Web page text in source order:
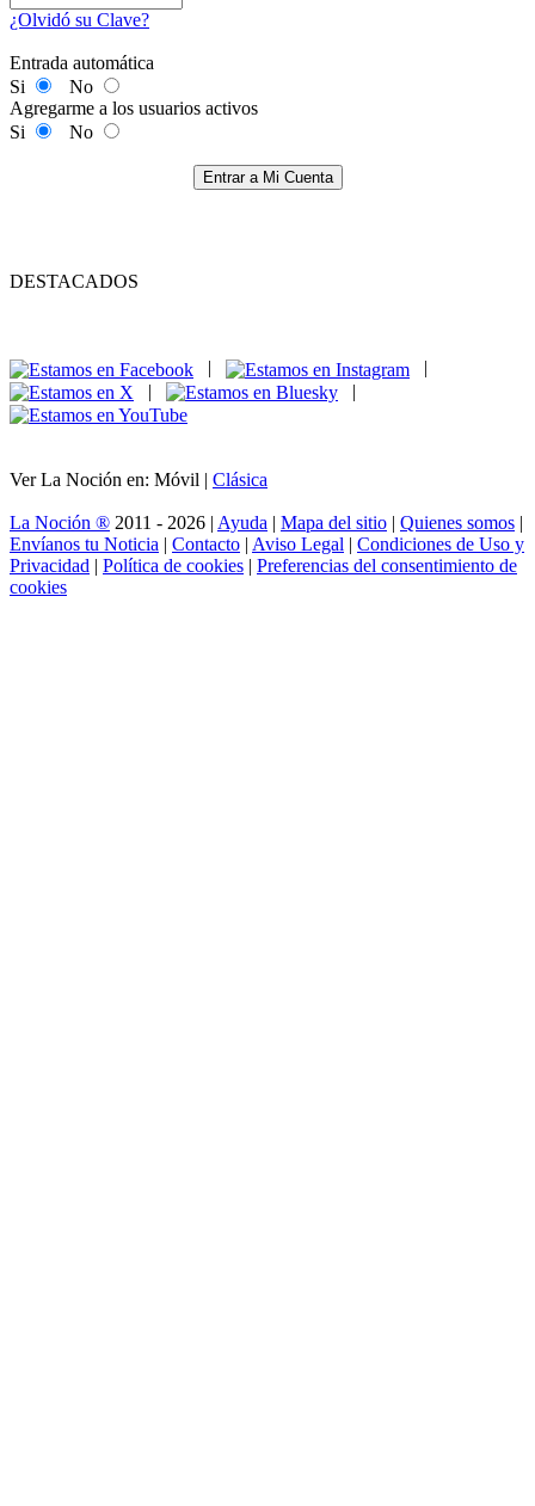
¿Olvidó su Clave?
Entrada automática
Si
No
Agregarme a los usuarios activos
Si
No
Entrar a Mi Cuenta
DESTACADOS
|
|
Ver La Noción en: Móvil | Clásica
La Noción ® 2011 - 2026 | Ayuda | Mapa del sitio | Quienes somos |
Envíanos tu Noticia | Contacto | Aviso Legal | Condiciones de Uso y
Privacidad | Política de cookies | Preferencias del consentimiento de
cookies